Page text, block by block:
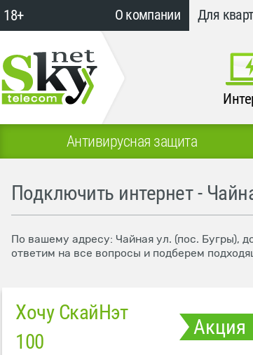
18+ О компании Для
Антивирусная защита
Подключить интернет -
По вашему адресу: Чайная ул. (пос. Бугры),
ответим на все вопросы и подберем
Хочу СкайНэт
100
Акция